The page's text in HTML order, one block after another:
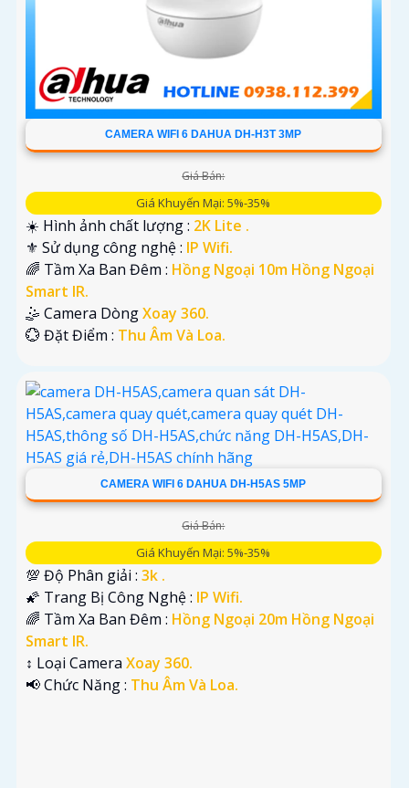
CAMERA WIFI 6 DAHUA DH-H3T 3MP
Giá Bán:
Giá Khuyến Mại: 5%-35%
☀️ Hình ảnh chất lượng : 2K Lite .
⚜️ Sử dụng công nghệ : IP Wifi.
🌈 Tầm Xa Ban Đêm : Hồng Ngoại 10m Hồng Ngoại
Smart IR.
🤹 Camera DòngXoay 360.
️💮 Đặt Điểm : Thu Âm Và Loa.
CAMERA WIFI 6 DAHUA DH-H5AS 5MP
Giá Bán:
Giá Khuyến Mại: 5%-35%
💯 Độ Phân giải : 3k .
🌠 Trang Bị Công Nghệ : IP Wifi.
🌈 Tầm Xa Ban Đêm : Hồng Ngoại 20m Hồng Ngoại
Smart IR.
↕️ Loại Camera Xoay 360.
️📢 Chức Năng : Thu Âm Và Loa.